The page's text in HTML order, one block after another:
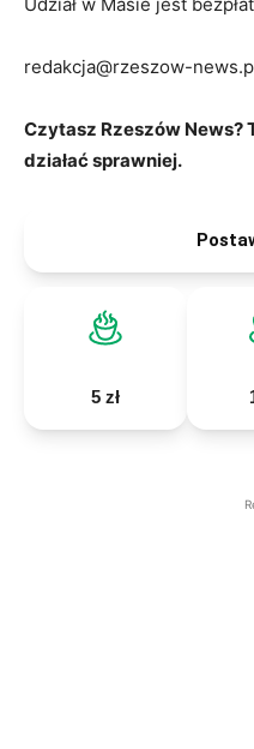
redakcja@rzeszow-
Czytasz Rzeszów News?
działać sprawniej.
5 zł